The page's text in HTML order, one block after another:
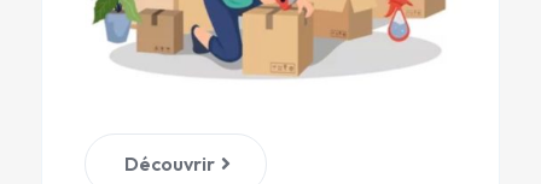
Découvrir